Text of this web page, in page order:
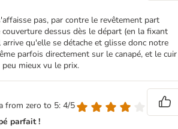
pas, par contre le revêtement part
dessus dès le départ (en la fixant
arrive qu'elle se détache et glisse donc notre
parfois directement sur le canapé, et le cuir
mieux vu le prix.
from zero to 5: 4/5
parfait !